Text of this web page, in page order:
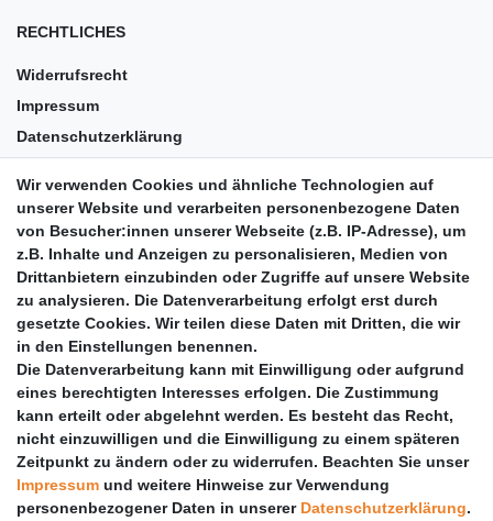
RECHTLICHES
Widerrufsrecht
Impressum
Datenschutzerklärung
Barrierefreiheit
Anleitungen
Vertrag widerrufen
PARTNER
DHL
GLS
PaketPLUS
SPONSORING
Wir verwenden Cookies und ähnliche Technologien auf
unserer Website und verarbeiten personenbezogene Daten
von Besucher:innen unserer Webseite (z.B. IP-Adresse), um
z.B. Inhalte und Anzeigen zu personalisieren, Medien von
Drittanbietern einzubinden oder Zugriffe auf unsere Website
zu analysieren. Die Datenverarbeitung erfolgt erst durch
gesetzte Cookies. Wir teilen diese Daten mit Dritten, die wir
in den Einstellungen benennen.
Die Datenverarbeitung kann mit Einwilligung oder aufgrund
eines berechtigten Interesses erfolgen. Die Zustimmung
kann erteilt oder abgelehnt werden. Es besteht das Recht,
nicht einzuwilligen und die Einwilligung zu einem späteren
Zeitpunkt zu ändern oder zu widerrufen. Beachten Sie unser
Impressum und weitere Hinweise zur Verwendung
personenbezogener Daten in unserer Daten­schutz­erklärung.